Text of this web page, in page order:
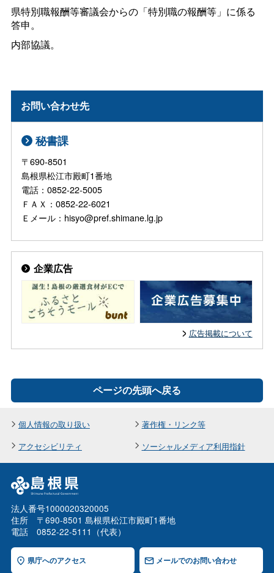
県特別職報酬等審議会からの「特別職の報酬等」に係る
答申。
内部協議。
お問い合わせ先
秘書課
〒690-8501
島根県松江市殿町1番地
電話：0852-22-5005
ＦＡＸ：0852-22-6021
Ｅメール：hisyo@pref.shimane.lg.jp
企業広告
広告掲載について
ページの先頭へ戻る
個人情報の取り扱い
著作権・リンク等
アクセシビリティ
ソーシャルメディア利用指針
法人番号1000020320005
住所 〒690-8501 島根県松江市殿町1番地
電話 0852-22-5111（代表）
県庁へのアクセス メールでのお問い合わせ